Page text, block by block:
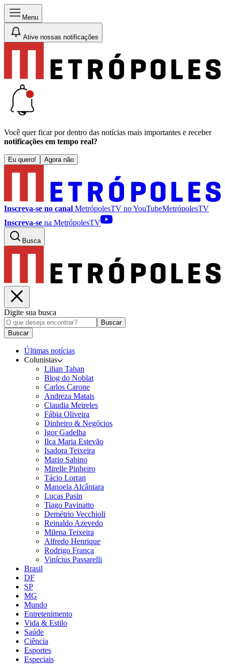
Menu
Ative nossas notificações
Você quer ficar por dentro das notícias mais importantes e receber
notificações em tempo real?
Eu quero! Agora não
Inscreva-se no canal MetrópolesTV noYouTubeMetrópolesTV
Inscreva-se na MetrópolesTV
Busca
Digite sua busca
Buscar
Buscar
Últimas notícias
Colunistas
Lilian Tahan
Blog do Noblat
Carlos Carone
Andreza Matais
Claudia Meireles
Fábia Oliveira
Dinheiro & Negócios
Igor Gadelha
Ilca Maria Estevão
Isadora Teixeira
Mario Sabino
Mirelle Pinheiro
Tácio Lorran
Manoela Alcântara
Lucas Pasin
Tiago Pavinatto
Demétrio Vecchioli
Reinaldo Azevedo
Milena Teixeira
Alfredo Henrique
Rodrigo França
Vinícius Passarelli
Brasil
DF
SP
MG
Mundo
Entretenimento
Vida & Estilo
Saúde
Ciência
Esportes
Especiais